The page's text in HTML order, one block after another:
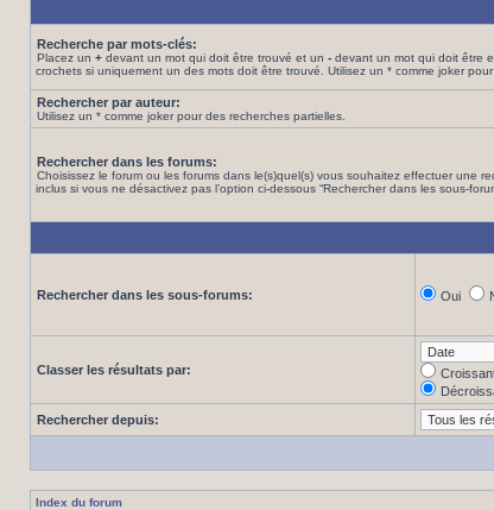
Recherche par mots-clés:
Placez un + devant un mot qui doit être trouvé et un - devant un mot qui doit être
crochets si uniquement un des mots doit être trouvé. Utilisez un * comme joker
Rechercher par auteur:
Utilisez un * comme joker pour des recherches partielles.
Rechercher dans les forums:
Choisissez le forum ou les forums dans le(s)quel(s) vous souhaitez effectuer une
inclus si vous ne désactivez pas l’option ci-dessous “Rechercher dans les sous-
Rechercher dans les sous-forums: Oui
Classer les résultats par:
Rechercher depuis:
Index du forum